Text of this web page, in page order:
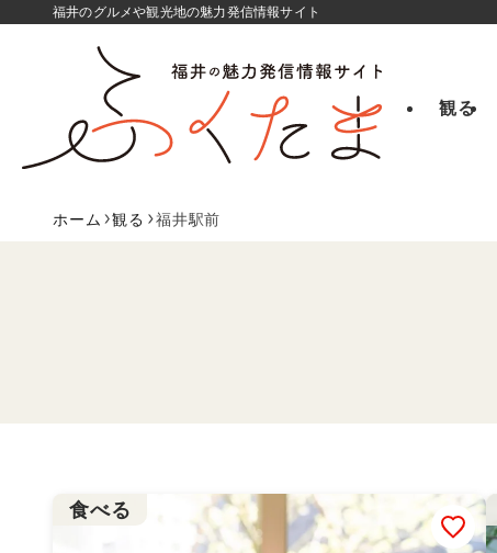
福井のグルメや観光地の魅力発信情報サイト
観る
ホーム 観る 福井駅前
食べる